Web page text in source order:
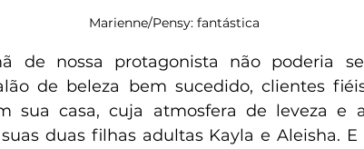
Marienne/Pensy: fantástica
de beleza bem sucedido, clientes
sua casa, cuja atmosfera de leveza e
duas filhas adultas Kayla e Aleisha.